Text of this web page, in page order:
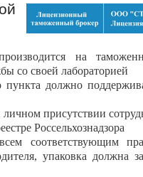
на
со своей лабораторией
должно
присутствии
Россельхознадзора
соответствующим
упаковка должна